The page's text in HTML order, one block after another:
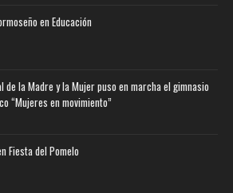
en Educación
de la Madre y la Mujer puso en marcha el gimnasio
“Mujeres en movimiento”
Fiesta del Pomelo